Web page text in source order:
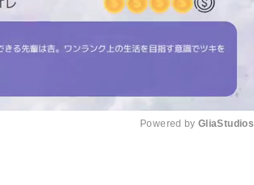
Powered by GliaStudios